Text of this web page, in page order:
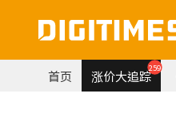
首页 涨价大追踪259